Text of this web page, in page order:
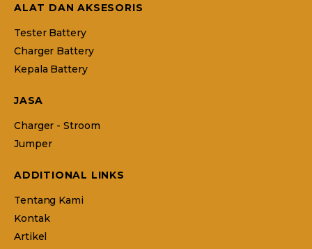
ALAT DAN AKSESORIS
Tester Battery
Charger Battery
Kepala Battery
JASA
Charger - Stroom
Jumper
ADDITIONAL LINKS
Tentang Kami
Kontak
Artikel